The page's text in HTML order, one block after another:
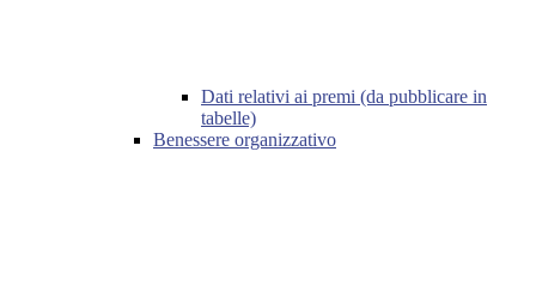
Dati relativi ai premi (da pubblicare in
tabelle)
Benessere organizzativo